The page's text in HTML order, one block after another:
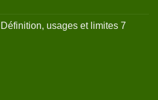
usages et limites 7